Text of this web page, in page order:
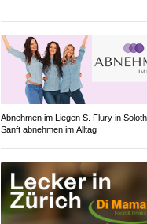
Abnehmen im Liegen S. Flury in
Sanft abnehmen im Alltag